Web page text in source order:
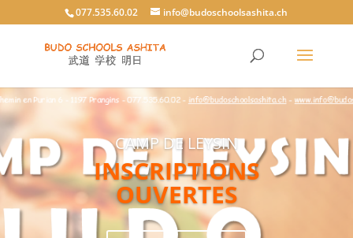
077.535.60.02 info@budoschoolsashita.ch
CAMP DE LEYSIN
INSCRIPTIONS
OUVERTES